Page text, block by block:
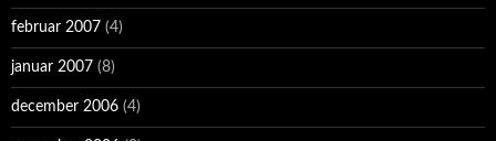
februar 2007 (4)
januar 2007 (8)
december 2006 (4)